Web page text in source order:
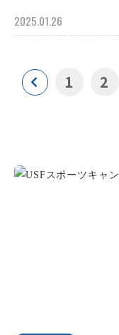
2025.01.26
1 2